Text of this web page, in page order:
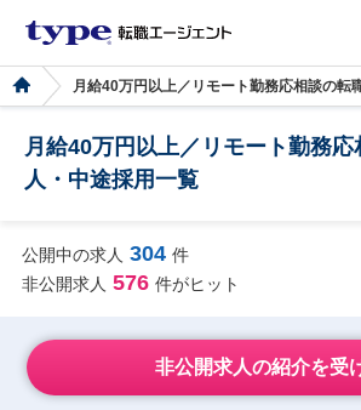
月給40万円以上／リモート勤務応相談の転
月給40万円以上／リモート勤務
人・中途採用一覧
公開中の求人 304 件
非公開求人 576 件がヒット
非公開求人の紹介を受